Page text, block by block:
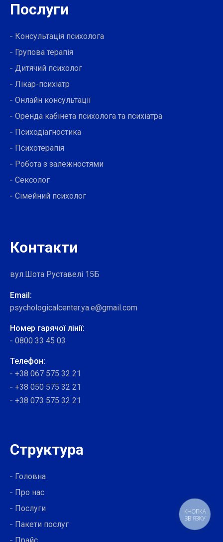
Послуги
Консультація психолога
Групова терапія
Дитячий психолог
Лікар-психіатр
Онлайн консультації
Оренда кабінета психолога та психіатра
Психодіагностика
Психотерапія
Робота з залежностями
Сексолог
Сімейний психолог
Контакти
вул.Шота Руставелі 15Б
Email:
psychologicalcenter.ya.e@gmail.com
Номер гарячої лінії:
0800 33 45 03
Телефон:
+38 067 575 32 21
+38 050 575 32 21
+38 073 575 32 21
Структура
Головна
Про нас
Послуги
Пакети послуг
КНОПКА
ЗВ'ЯЗКУ